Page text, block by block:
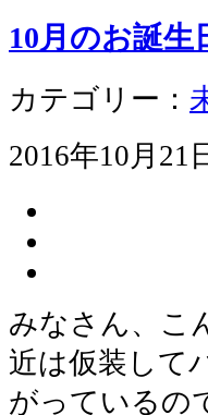
10月のお誕生
カテゴリー：
2016年10月21
みなさん、こ
近は仮装して
がっているの